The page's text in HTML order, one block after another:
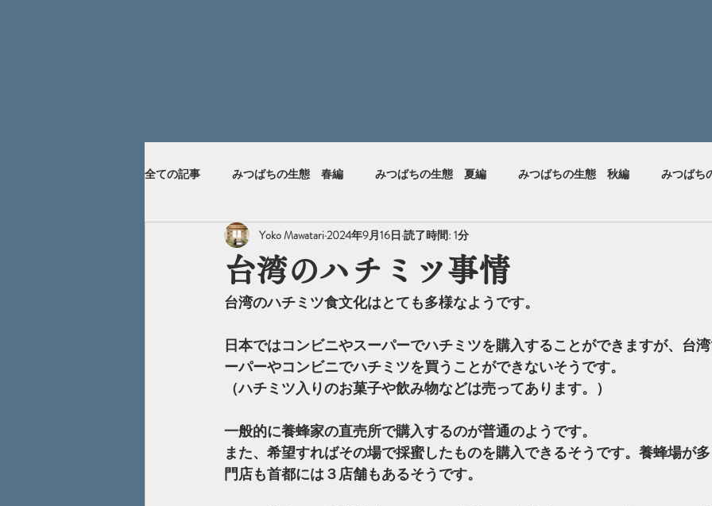
全ての記事 みつばちの生態 春編 みつばちの生態 夏編 みつばちの生態 秋編 みつば
台湾のハチミツ事情
Yoko Mawatari2024年9月16日 読了時間: 1分
台湾のハチミツ食文化はとても多様なようです。
日本ではコンビニやスーパーでハチミツを購入することができますが、台
ーパーやコンビニでハチミツを買うことができないそうです。
（ハチミツ入りのお菓子や飲み物などは売ってあります。）
一般的に養蜂家の直売所で購入するのが普通のようです。
また、希望すればその場で採蜜したものを購入できるそうです。養蜂場が
門店も首都には３店舗もあるそうです。